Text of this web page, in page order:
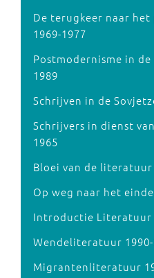
De terugkeer naar het
1969-1977
Postmodernisme in
1989
Schrijven in de
Schrijvers in dienst
1965
Bloei van de literatuur
Op weg naar het einde
Introductie Literatuur
Wendeliteratuur 1990-
Migrantenliteratuur